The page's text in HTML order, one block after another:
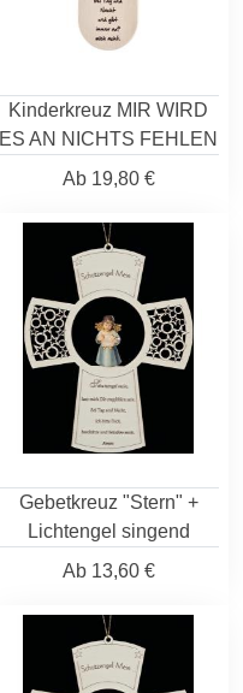
Kinderkreuz MIR WIRD
ES AN NICHTS FEHLEN
Ab19,80 €
Gebetkreuz "Stern" +
Lichtengel singend
Ab13,60 €